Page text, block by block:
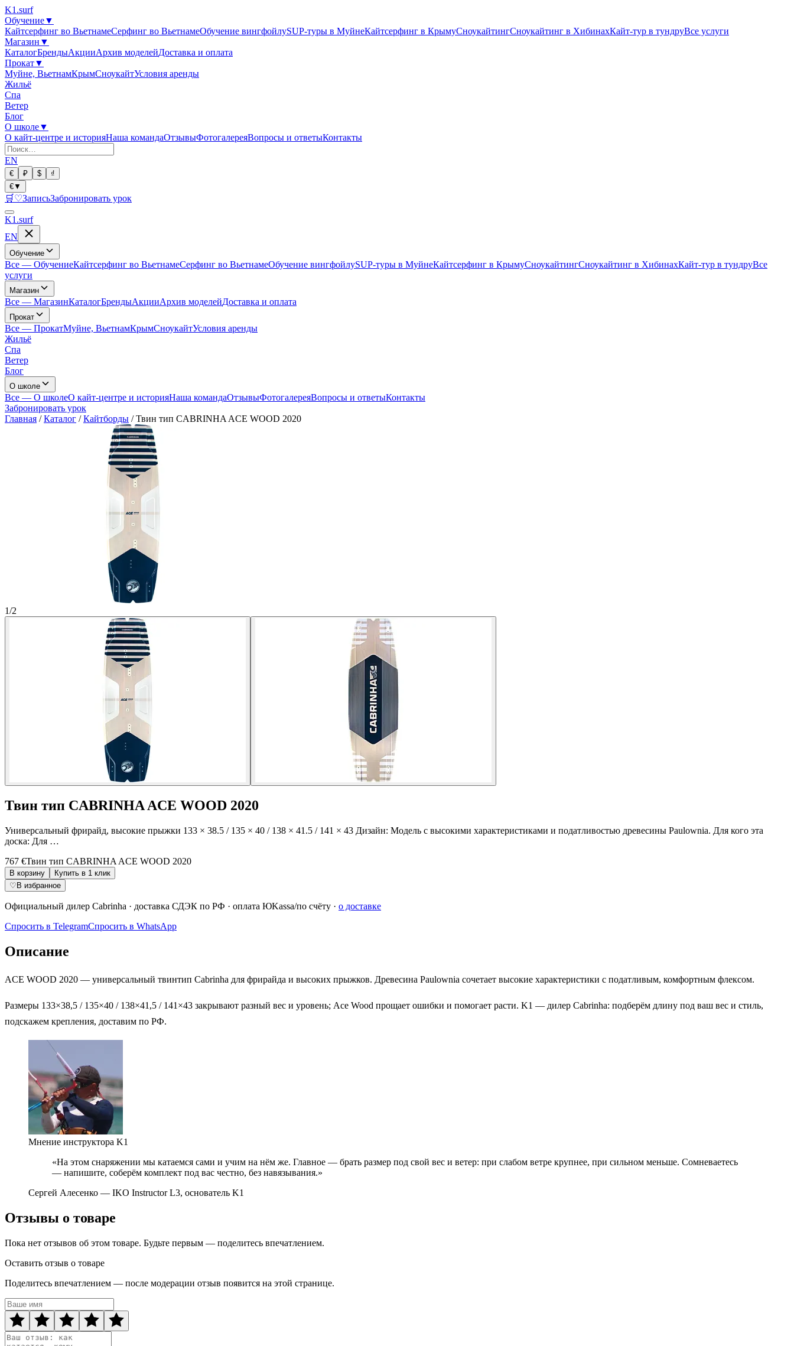
K1 .surf
Обучение▼
Кайтсерфинг во ВьетнамеСерфинг во ВьетнамеОбучение вингфойлуSUP-туры в МуйнеКайтсерфинг в КрымуСноукайтингСноукайтинг в ХибинахКайт-тур в тундруВсе услуги
Магазин ▼
КаталогБрендыАкцииАрхив моделейДоставка и оплата
Прокат▼
Муйне, ВьетнамКрымСноукайтУсловия аренды
Жильё
Спа
Ветер
Блог
О школе▼
О кайт-центре и историяНаша командаОтзывыФотогалереяВопросы и ответыКонтакты
EN
€ ₽ $
₫
€▼
🛒 ♡ЗаписьЗабронировать урок
K1 .surf
EN
Обучение
Все — ОбучениеКайтсерфинг во ВьетнамеСерфинг во ВьетнамеОбучение вингфойлуSUP-туры в МуйнеКайтсерфинг в КрымуСноукайтингСноукайтинг в ХибинахКайт-тур в тундруВсе
услуги
Магазин
Все — МагазинКаталогБрендыАкцииАрхив моделейДоставка и оплата
Прокат
Все — ПрокатМуйне, ВьетнамКрымСноукайтУсловия аренды
Жильё
Спа
Ветер
Блог
О школе
Все — О школеО кайт-центре и историяНаша командаОтзывыФотогалереяВопросы и ответыКонтакты
Забронировать урок
Главная /Каталог /Кайтборды /Твин тип CABRINHA ACE WOOD 2020
1/2
Твин тип CABRINHA ACE WOOD 2020
Универсальный фрирайд, высокие прыжки 133 × 38.5 / 135 × 40 / 138 × 41.5 / 141 × 43 Дизайн: Модель с высокими характеристиками и податливостью древесины Paulownia. Для кого эта
доска: Для …
767 €Твин тип CABRINHA ACE WOOD 2020
В корзину
Купить в 1 клик
♡ В избранное
Официальный дилер Cabrinha · доставка СДЭК по РФ · оплата ЮKassa/по счёту · о доставке
Спросить в TelegramСпросить в WhatsApp
Описание
ACE WOOD 2020 — универсальный твинтип Cabrinha для фрирайда и высоких прыжков. Древесина Paulownia сочетает высокие характеристики с податливым, комфортным флексом.
Размеры 133×38,5 / 135×40 / 138×41,5 / 141×43 закрывают разный вес и уровень; Ace Wood прощает ошибки и помогает расти. K1 — дилер Cabrinha: подберём длину под ваш вес и стиль,
подскажем крепления, доставим по РФ.
Мнение инструктора K1
«На этом снаряжении мы катаемся сами и учим на нём же. Главное — брать размер под свой вес и ветер: при слабом ветре крупнее, при сильном меньше. Сомневаетесь
— напишите, соберём комплект под вас честно, без навязывания.»
Сергей Алесенко — IKO Instructor L3, основатель K1
Отзывы о товаре
Пока нет отзывов об этом товаре. Будьте первым — поделитесь впечатлением.
Оставить отзыв о товаре
Поделитесь впечатлением — после модерации отзыв появится на этой странице.